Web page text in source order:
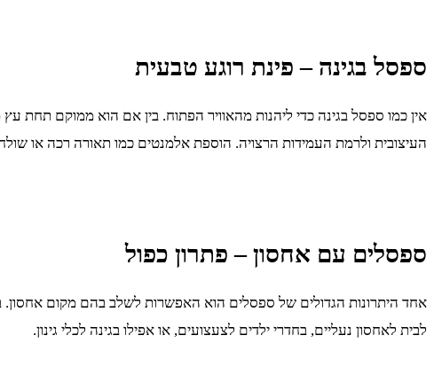
ספסל בגינה – פינת רוגע טבעית
אין כמו ספסל בגינה כדי ליהנות מהאוויר הפתוח. בין אם הוא ממוקם תחת
העיצובית ולרמת העמידות הרצויה. הוספת אלמנטים כמו תאורה רכה או
ספסלים עם אחסון – פתרון כפול
אחד היתרונות הגדולים של ספסלים הוא האפשרות לשלב בהם מקום אחסון.
לבית לאחסון נעליים, בחדרי ילדים לצעצועים, או אפילו בגינה לכלי גינון.